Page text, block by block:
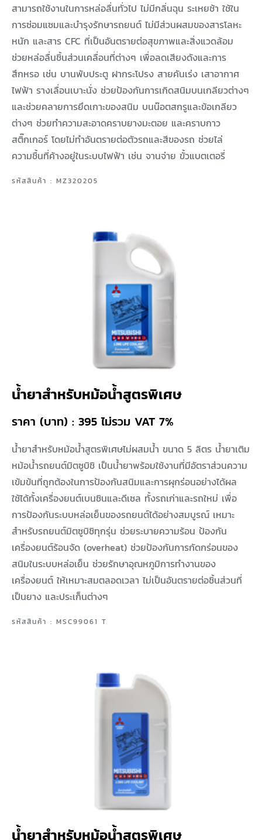
สามารถใช้งานในการหล่อลื่นทั่วไป ไม่มีกลิ่นฉุน ระเหยช้า ใช้ใน
การซ่อมแซมและบำรุงรักษารถยนต์ ไม่มีส่วนผสมของสารโลหะ
หนัก และสาร CFC ที่เป็นอันตรายต่อสุขภาพและสิ่งแวดล้อม
ช่วยหล่อลื่นชิ้นส่วนเคลื่อนที่ต่างๆ เพื่อลดเสียงดังและการ
สึกหรอ เช่น บานพับประตู ฝากระโปรง สายคันเร่ง เสาอากาศ
ไฟฟ้า รางเลื่อนเบาะนั่ง ช่วยป้องกันการเกิดสนิมบนเกลียวต่างๆ
และช่วยคลายการยึดเกาะของสนิม บนน๊อตสกรูและข้อเกลียว
ต่างๆ ช่วยทำความสะอาดคราบยางมะตอย และคราบกาว
สติ๊กเกอร์ โดยไม่ทำอันตรายต่อตัวรถและสีของรถ ช่วยไล่
ความชื้นที่ค้างอยู่ในระบบไฟฟ้า เช่น จานจ่าย ขั้วแบตเตอรี่
รหัสสินค้า : MZ320205
น้ำยาสำหรับหม้อน้ำสูตรพิเศษ
ราคา (บาท) : 395 ไม่รวม VAT 7%
น้ำยาสำหรับหม้อน้ำสูตรพิเศษไม่ผสมน้ำ ขนาด 5 ลิตร น้ำยาเติม
หม้อน้ำรถยนต์มิตซูบิชิ เป็นน้ำยาพร้อมใช้งานที่มีอัตราส่วนความ
เข้มข้นที่ถูกต้องในการป้องกันสนิมและการผุกร่อนอย่างได้ผล
ใช้ได้ทั้งเครื่องยนต์เบนซินและดีเซล ทั้งรถเก่าและรถใหม่ เพื่อ
การป้องกันระบบหล่อเย็นของรถยนต์ได้อย่างสมบูรณ์ เหมาะ
สำหรับรถยนต์มิตซูบิชิทุกรุ่น ช่วยระบายความร้อน ป้องกัน
เครื่องยนต์ร้อนจัด (overheat) ช่วยป้องกันการกัดกร่อนของ
สนิมในระบบหล่อเย็น ช่วยรักษาอุณหภูมิการทำงานของ
เครื่องยนต์ ให้เหมาะสมตลอดเวลา ไม่เป็นอันตรายต่อชิ้นส่วนที่
เป็นยาง และประเก็นต่างๆ
รหัสสินค้า : MSC99061 T
น้ำยาสำหรับหม้อน้ำสูตรพิเศษ